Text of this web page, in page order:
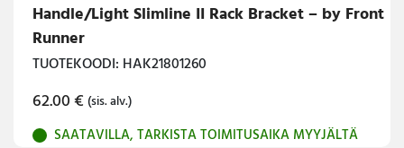
Handle/Light Slimline II Rack Bracket – by Front
Runner
TUOTEKOODI: HAK21801260
62.00€ (sis. alv.)
SAATAVILLA, TARKISTA TOIMITUSAIKA MYYJÄLTÄ